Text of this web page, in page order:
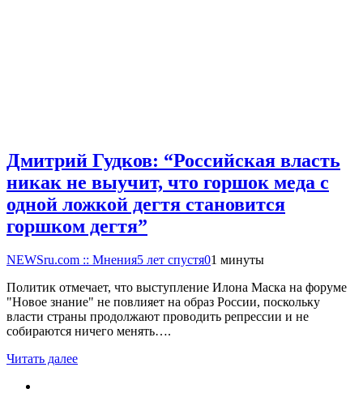
Дмитрий Гудков: “Российская власть
никак не выучит, что горшок меда с
одной ложкой дегтя становится
горшком дегтя”
NEWSru.com :: Мнения5 лет спустя01 минуты
Политик отмечает, что выступление Илона Маска на форуме
"Новое знание" не повлияет на образ России, поскольку
власти страны продолжают проводить репрессии и не
собираются ничего менять….
Читать далее